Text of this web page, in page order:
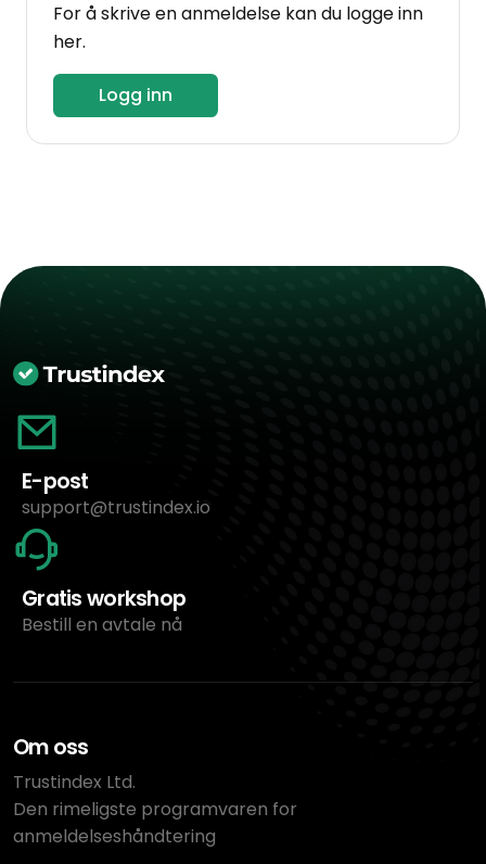
For å skrive en anmeldelse kan du logge inn
her.
Logg inn
E-post
support@trustindex.io
Gratis workshop
Bestill en avtale nå
Om oss
Trustindex Ltd.
Den rimeligste programvaren for
anmeldelseshåndtering